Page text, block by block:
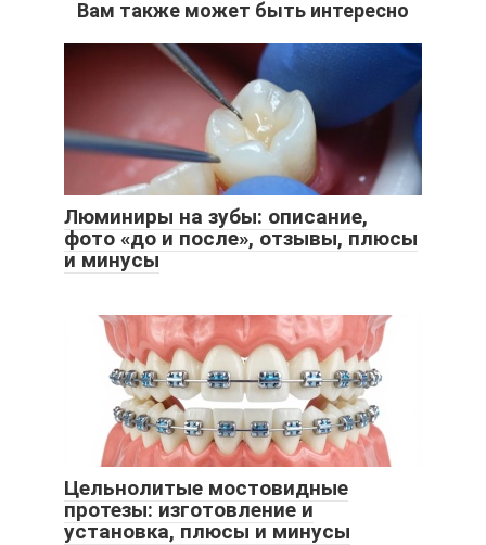
Вам также может быть интересно
Люминиры на зубы: описание,
фото «до и после», отзывы, плюсы
и минусы
Цельнолитые мостовидные
протезы: изготовление и
установка, плюсы и минусы